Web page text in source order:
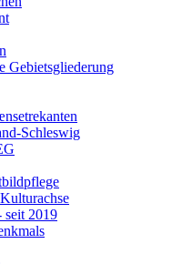
Gebietsgliederung
Schleswig
seit 2019